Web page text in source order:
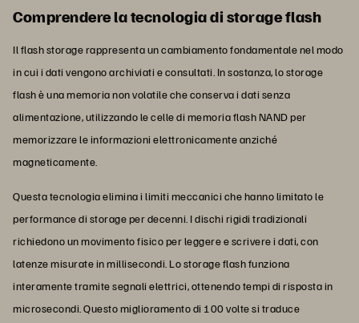
Comprendere la tecnologia di storage flash
Il flash storage rappresenta un cambiamento fondamentale nel modo
in cui i dati vengono archiviati e consultati. In sostanza, lo storage
flash è una memoria non volatile che conserva i dati senza
alimentazione, utilizzando le celle di memoria flash NAND per
memorizzare le informazioni elettronicamente anziché
magneticamente.
Questa tecnologia elimina i limiti meccanici che hanno limitato le
performance di storage per decenni. I dischi rigidi tradizionali
richiedono un movimento fisico per leggere e scrivere i dati, con
latenze misurate in millisecondi. Lo storage flash funziona
interamente tramite segnali elettrici, ottenendo tempi di risposta in
microsecondi. Questo miglioramento di 100 volte si traduce